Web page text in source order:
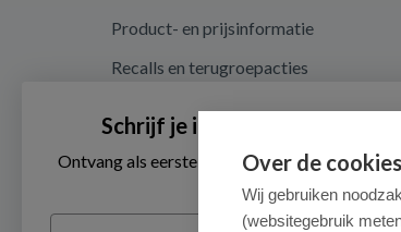
Product- en prijsinformatie
Recalls en terugroepacties
Privacy en cookieverklaring
Cookie instellingen
Algemene voorwaarden
Herroepingsrecht en retouren
Over de
Wij gebruiken
(websitegebruik
Schrijf je in voor onze
Ontvang als eerste de beste aanbiedingen en
Voornaam